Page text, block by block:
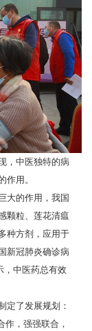
，中医独特的病
作用。
大的作用，我国
颗粒、莲花清瘟
种方剂，应用于
新冠肺炎确诊病
，中医药总有效
定了发展规划：
作，强强联合，